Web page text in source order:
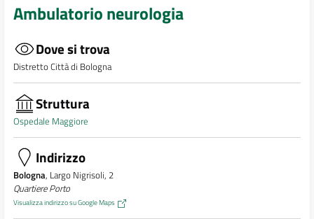
Ambulatorio neurologia
Dove si trova
Distretto Città di Bologna
Struttura
Ospedale Maggiore
Indirizzo
Bologna, Largo Nigrisoli, 2
Quartiere Porto
Visualizza indirizzo su Google Maps